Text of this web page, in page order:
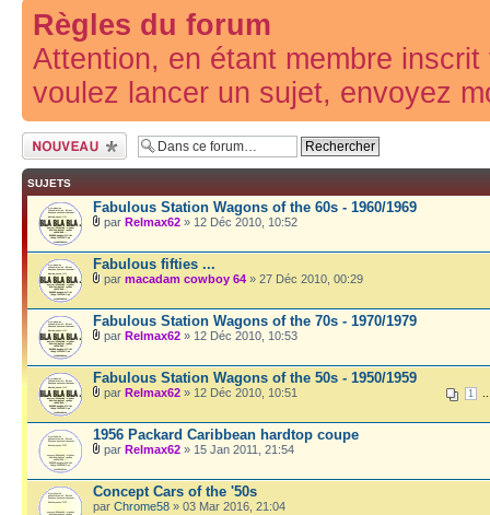
Règles du forum
Attention, en étant membre
voulez lancer un sujet, envoyez
Écrire un nouveau
sujet
SUJETS
Fabulous Station Wagons of the 60s - 1960/1969
par Relmax62 » 12 Déc 2010, 10:52
Fabulous fifties ...
par macadam cowboy 64 » 27 Déc 2010, 00:29
Fabulous Station Wagons of the 70s - 1970/1979
par Relmax62 » 12 Déc 2010, 10:53
Fabulous Station Wagons of the 50s - 1950/1959
1
par Relmax62 » 12 Déc 2010, 10:51
1956 Packard Caribbean hardtop coupe
par Relmax62 » 15 Jan 2011, 21:54
Concept Cars of the '50s
par Chrome58 » 03 Mar 2016, 21:04